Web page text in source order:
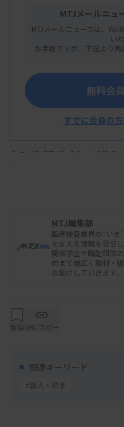
アンケートは山梨県
若手検査技師の集ま
題を探り、今後の運
の若手検査技師629人
た。
若手検査技師の集ま
い」が62％で、「知
会」（54％）、「ノ
（39％）が挙がった
技、セカンドキャリ
声もあった。
参加費用はどこまで許
「3000円以内」で38
内」（14％）など。
数」が68％、「ノベ
MTJメールニュ
MTJメールニュースは、
い
お手数ですが、下記より再
無料会
すでに会員の
MTJ編集部
臨床検査業界の“いま
を支える情報を発信
関係学会や職能団体
向まで幅広く取材・
お届けしていきます。
保存URLコピー
関連キーワード
#新人・若手